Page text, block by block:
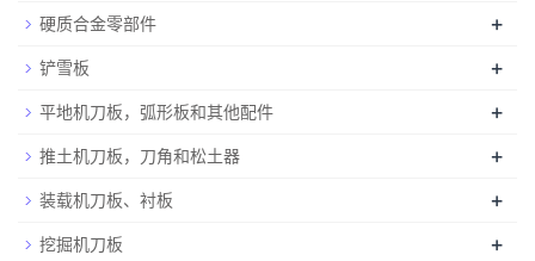
硬质合金零部件 +
铲雪板 +
平地机刀板，弧形板和其他配件 +
推土机刀板，刀角和松土器 +
装载机刀板、衬板 +
挖掘机刀板 +